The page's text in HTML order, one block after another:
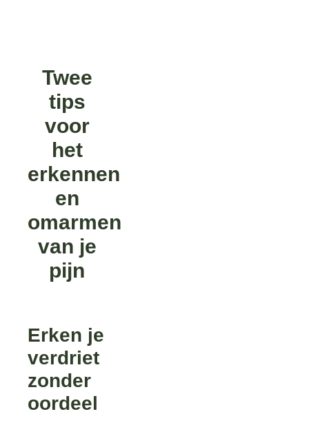
Twee
tips
voor
het
erkennen
en
omarmen
van je
pijn
Erken je
verdriet
zonder
oordeel